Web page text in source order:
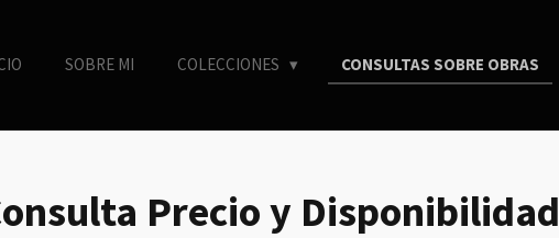
SOBRE MI COLECCIONES CONSULTAS SOBRE OBRAS
Precio y Disponibilidad